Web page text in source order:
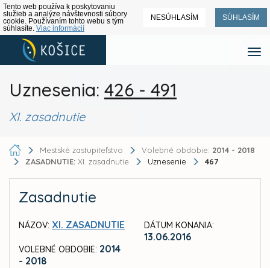
Tento web používa k poskytovaniu
služieb a analýze návštevnosti súbory
cookie. Používaním tohto webu s tým
súhlasíte. Viac informácií
NESÚHLASÍM SÚHLASÍM
Uznesenia: 426 - 491
XI. zasadnutie
Mestské zastupiteľstvo Volebné obdobie: 2014 - 2018
ZASADNUTIE: XI. zasadnutie Uznesenie 467
Zasadnutie
NÁZOV: XI. ZASADNUTIE
VOLEBNÉ OBDOBIE: 2014
- 2018
DÁTUM KONANIA:
13.06.2016